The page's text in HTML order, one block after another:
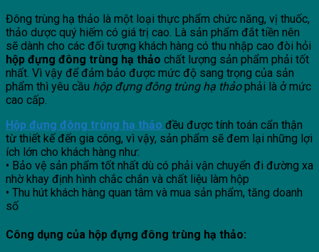
Đông trùng hạ thảo là một loại thực phẩm chức năng, vị thuốc,
thảo dược quý hiếm có giá trị cao. Là sản phẩm đắt tiền nên
sẽ dành cho các đối tượng khách hàng có thu nhập cao đòi hỏi
hộp đựng đông trùng hạ thảo chất lượng sản phẩm phải tốt
nhất. Vì vậy để đảm bảo được mức độ sang trọng của sản
phẩm thì yêu cầu hộp đựng đông trùng hạ thảophải là ở mức
cao cấp.
Hộp đựng đông trùng hạ thảo đều được tính toán cẩn thận
từ thiết kế đến gia công, vì vậy, sản phẩm sẽ đem lại những lợi
ích lớn cho khách hàng như:
• Bảo vệ sản phẩm tốt nhất dù có phải vận chuyển đi đường xa
nhờ khay định hình chắc chắn và chất liệu làm hộp
• Thu hút khách hàng quan tâm và mua sản phẩm, tăng doanh
số
Công dụng của hộp đựng đông trùng hạ thảo: